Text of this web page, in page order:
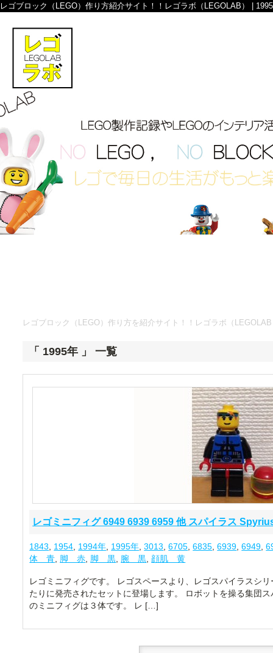
レゴブロック（LEGO）作り方紹介サイト！！レゴラボ（LEGOLAB） |
レゴブロック（LEGO）作り方を紹介サイト！！レゴラボ（
「 1995年 」 一覧
レゴミニフィグ 6949 6939 6959 他 スパイラス
1843 1954 1994年 1995年 ,3013 ,6705 ,6835 ,6939 ,6949 ,
体 青 脚 赤 脚 黒 腕 黒 顔肌 黄
レゴミニフィグです。 レゴスペースより、レゴスパイラスシ
たりに発売されたセットに登場します。 ロボットを操る集団
のミニフィグは３体です。 レ […]